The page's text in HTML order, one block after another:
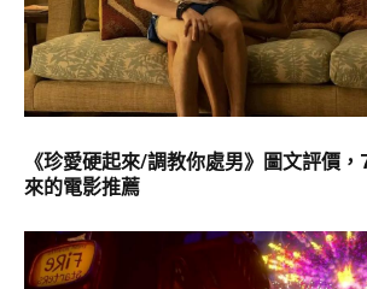
《珍愛硬起來/調教你處男》圖文評價
來的電影推薦